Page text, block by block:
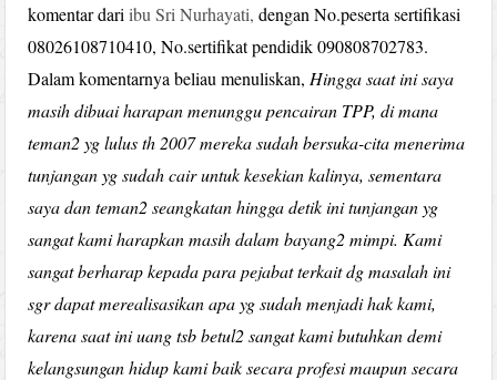
komentar dariibu Sri Nurhayati,dengan No.peserta sertifikasi
08026108710410, No.sertifikat pendidik 090808702783.
Dalam komentarnya beliau menuliskan, Hingga saat ini saya
masih dibuai harapan menunggu pencairan TPP, di mana
teman2 yg lulus th 2007 mereka sudah bersuka-cita menerima
tunjangan yg sudah cair untuk kesekian kalinya, sementara
saya dan teman2 seangkatan hingga detik ini tunjangan yg
sangat kami harapkan masih dalam bayang2 mimpi. Kami
sangat berharap kepada para pejabat terkait dg masalah ini
sgr dapat merealisasikan apa yg sudah menjadi hak kami,
karena saat ini uang tsb betul2 sangat kami butuhkan demi
kelangsungan hidup kami baik secara profesi maupun secara